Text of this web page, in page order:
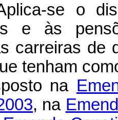
se o
e às
carreiras de
tenham
na
, na